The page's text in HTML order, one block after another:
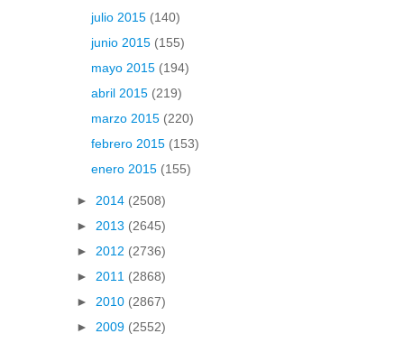
julio 2015 (140)
junio 2015 (155)
mayo 2015 (194)
abril 2015 (219)
marzo 2015 (220)
febrero 2015 (153)
enero 2015 (155)
► 2014 (2508)
► 2013 (2645)
► 2012 (2736)
► 2011 (2868)
► 2010 (2867)
► 2009 (2552)